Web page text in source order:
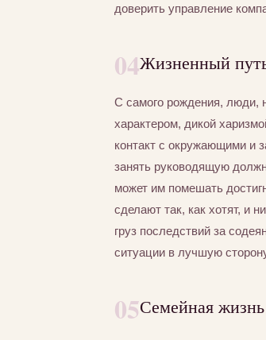
доверить управление
04Жизненный
С самого рождения, люди,
характером, дикой
контакт с окружающими и
занять руководящую
может им помешать
сделают так, как хотят, и
груз последствий за
ситуации в лучшую
05Семейная